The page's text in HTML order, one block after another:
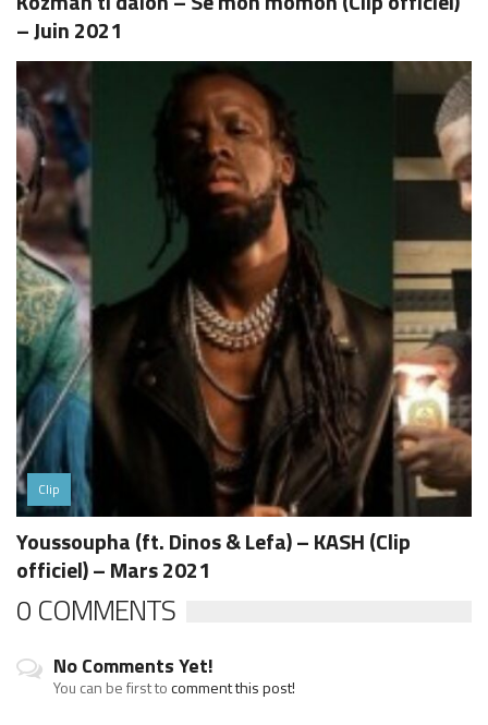
– Juin 2021
Clip
Youssoupha (ft. Dinos & Lefa) – KASH (Clip
officiel) – Mars 2021
0 COMMENTS
No Comments Yet!
You can be first tocomment this post!